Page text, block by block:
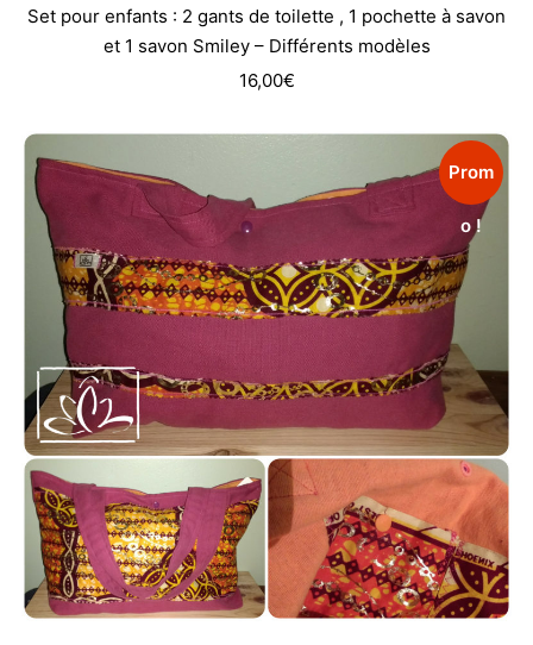
Set pour enfants : 2 gants de toilette , 1 pochette à savon
et 1 savon Smiley – Différents modèles
16,00€
Prom
o !